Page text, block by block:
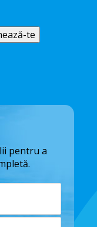
pentru a